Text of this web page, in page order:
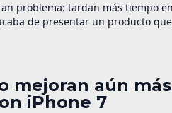
problema: tardan más tiempo en
de presentar un producto
minimalista que […]
mejoran aún
iPhone 7